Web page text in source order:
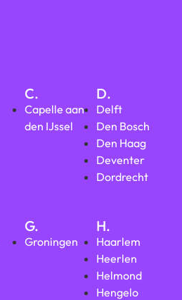
C.
Capelle aan
den IJssel
D.
Delft
Den Bosch
Den Haag
Deventer
Dordrecht
G.
Groningen
H.
Haarlem
Heerlen
Helmond
Hengelo